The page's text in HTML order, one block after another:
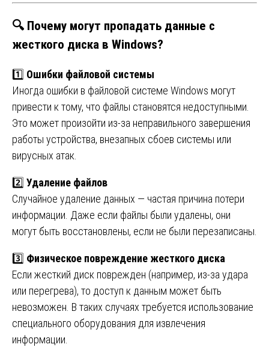
🔍 Почему могут пропадать данные с
жесткого диска в Windows?
1️⃣ Ошибки файловой системы
Иногда ошибки в файловой системе Windows могут
привести к тому, что файлы становятся недоступными.
Это может произойти из-за неправильного завершения
работы устройства, внезапных сбоев системы или
вирусных атак.
2️⃣ Удаление файлов
Случайное удаление данных — частая причина потери
информации. Даже если файлы были удалены, они
могут быть восстановлены, если не были перезаписаны.
3️⃣ Физическое повреждение жесткого диска
Если жесткий диск поврежден (например, из-за удара
или перегрева), то доступ к данным может быть
невозможен. В таких случаях требуется использование
специального оборудования для извлечения
информации.